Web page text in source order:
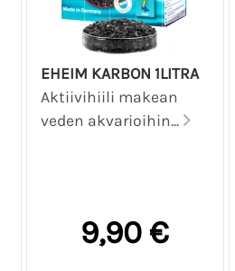
EHEIM KARBON 1LITRA
Aktiivihiili makean
veden akvarioihin...
9,90 €